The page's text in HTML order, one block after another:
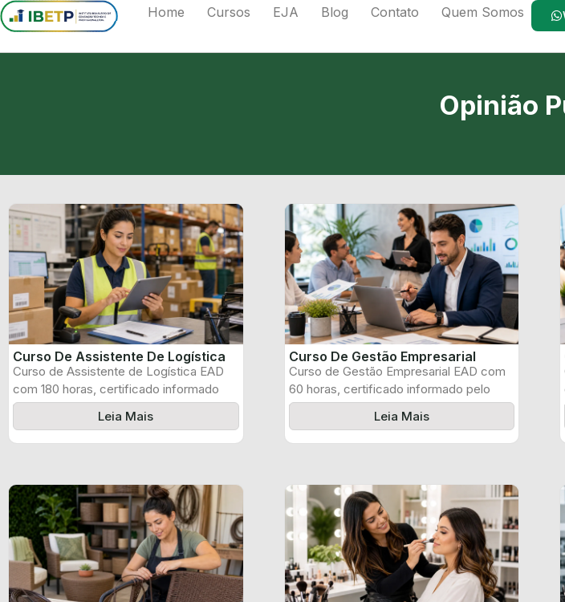
Home Cursos EJA Blog Contato Quem Somos
Opinião
Curso De Assistente De Logística
Curso de Assistente de Logística EAD
com 180 horas, certificado informado
pelo produtor ...
Leia Mais
Curso De Gestão Empresarial
Curso de Gestão Empresarial EAD com
60 horas, certificado informado pelo
produtor e ...
Leia Mais